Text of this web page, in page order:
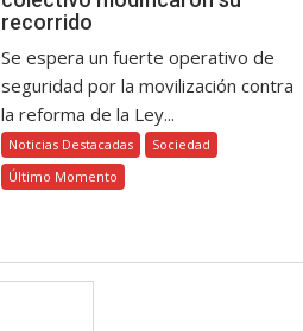
recorrido
Se espera un fuerte operativo de
seguridad por la movilización contra
la reforma de la Ley...
Noticias Destacadas
Sociedad
Último Momento